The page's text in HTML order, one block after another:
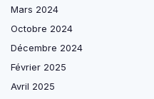
Mars 2024
Octobre 2024
Décembre 2024
Février 2025
Avril 2025